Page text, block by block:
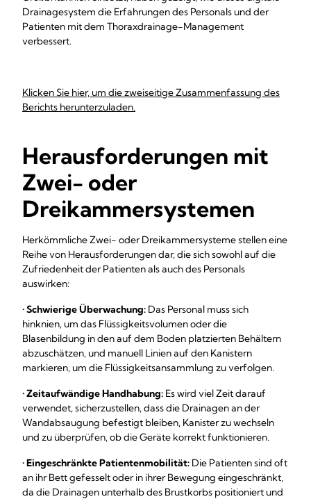
Drainagesystem die Erfahrungen des Personals und der
Patienten mit dem Thoraxdrainage-Management
verbessert.
Klicken Sie hier, um die zweiseitige Zusammenfassung des
Berichts herunterzuladen.
Herausforderungen mit
Zwei- oder
Dreikammersystemen
Herkömmliche Zwei- oder Dreikammersysteme stellen eine
Reihe von Herausforderungen dar, die sich sowohl auf die
Zufriedenheit der Patienten als auch des Personals
auswirken:
•Schwierige Überwachung: Das Personal muss sich
hinknien, um das Flüssigkeitsvolumen oder die
Blasenbildung in den auf dem Boden platzierten Behältern
abzuschätzen, und manuell Linien auf den Kanistern
markieren, um die Flüssigkeitsansammlung zu verfolgen.
•Zeitaufwändige Handhabung: Es wird viel Zeit darauf
verwendet, sicherzustellen, dass die Drainagen an der
Wandabsaugung befestigt bleiben, Kanister zu wechseln
und zu überprüfen, ob die Geräte korrekt funktionieren.
•Eingeschränkte Patientenmobilität: Die Patienten sind oft
an ihr Bett gefesselt oder in ihrer Bewegung eingeschränkt,
da die Drainagen unterhalb des Brustkorbs positioniert und